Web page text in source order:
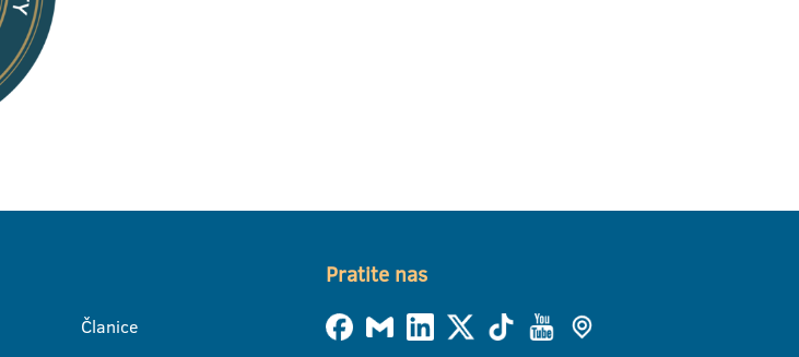
Članice
Pratite nas